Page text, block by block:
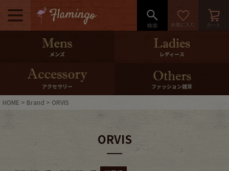
メニュー
500pt＆10％Offクーポンプレゼン
10％0ffクーポンプレゼント
メンズ レディース
アクセサリー ファッション雑貨
HOME Brand ORVIS
ORVIS